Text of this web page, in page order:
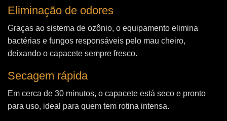
Eliminação de odores
Graças ao sistema de ozônio, o equipamento elimina
bactérias e fungos responsáveis pelo mau cheiro,
deixando o capacete sempre fresco.
Secagem rápida
Em cerca de 30 minutos, o capacete está seco e pronto
para uso, ideal para quem tem rotina intensa.